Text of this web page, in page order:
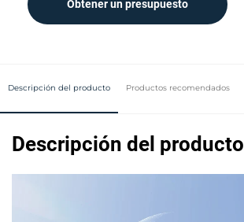
Obtener un presupuesto
Descripción del producto Productos recomendados
Descripción del producto